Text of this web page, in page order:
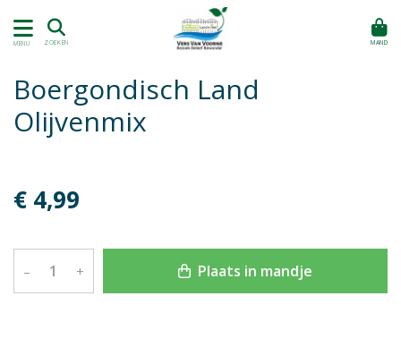
MENU ZOEKEN MAND
Boergondisch Land
Olijvenmix
€ 4,99
– + Plaats in mandje